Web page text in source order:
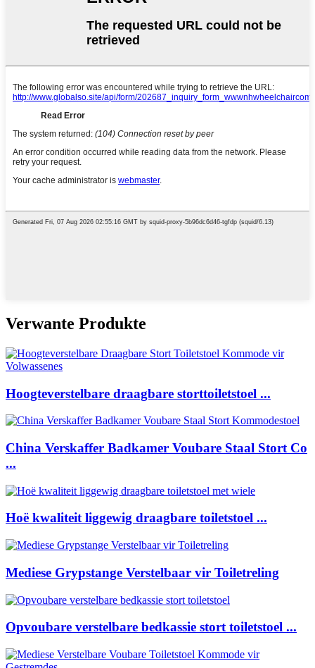
Verwante Produkte
Hoogteverstelbare draagbare storttoiletstoel ...
China Verskaffer Badkamer Voubare Staal Stort Co
...
Hoë kwaliteit liggewig draagbare toiletstoel ...
Mediese Grypstange Verstelbaar vir Toiletreling
Opvoubare verstelbare bedkassie stort toiletstoel ...